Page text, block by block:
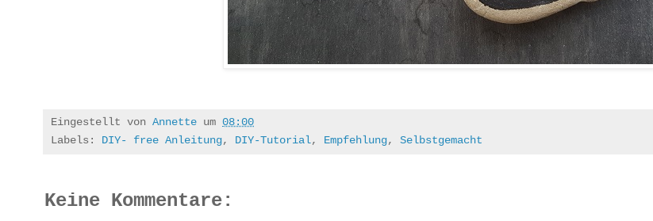
Eingestellt von Annette um 08:00
Labels: DIY- free Anleitung, DIY-Tutorial, Empfehlung, Selbstgemacht
Keine Kommentare: